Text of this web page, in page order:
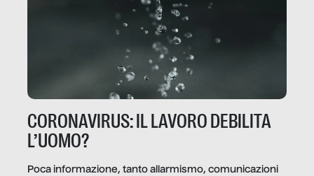
CORONAVIRUS: IL LAVORO DEBILITA
L’UOMO?
Poca informazione, tanto allarmismo, comunicazioni